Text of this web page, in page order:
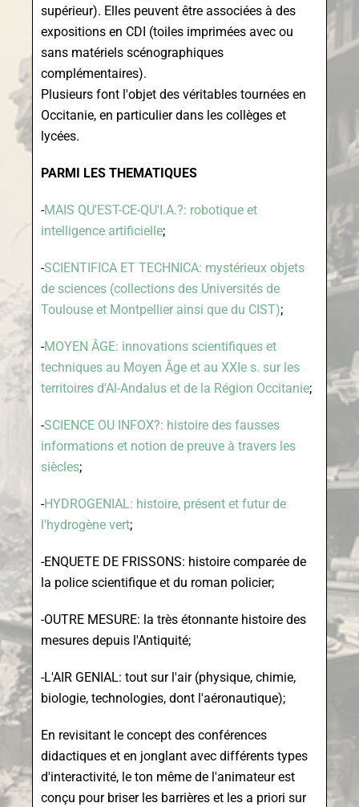
supérieur). Elles peuvent être associées à des
expositions en CDI (toiles imprimées avec ou
sans matériels scénographiques
complémentaires).
Plusieurs font l'objet des véritables tournées en
Occitanie, en particulier dans les collèges et
lycées.
PARMI LES THEMATIQUES
-MAIS QU'EST-CE-QU'I.A.?: robotique et
intelligence artificielle;
-SCIENTIFICA ET TECHNICA: mystérieux objets
de sciences (collections des Universités de
Toulouse et Montpellier ainsi que du CIST);
-MOYEN ÂGE: innovations scientifiques et
techniques au Moyen Âge et au XXIe s. sur les
territoires d'Al-Andalus et de la Région Occitanie;
-SCIENCE OU INFOX?: histoire des fausses
informations et notion de preuve à travers les
siècles;
-HYDROGENIAL: histoire, présent et futur de
l'hydrogène vert;
-ENQUETE DE FRISSONS: histoire comparée de
la police scientifique et du roman policier;
-OUTRE MESURE: la très étonnante histoire des
mesures depuis l'Antiquité;
-L'AIR GENIAL: tout sur l'air (physique, chimie,
biologie, technologies, dont l'aéronautique);
En revisitant le concept des conférences
didactiques et en jonglant avec différents types
d'interactivité, le ton même de l'animateur est
conçu pour briser les barrières et les a priori sur